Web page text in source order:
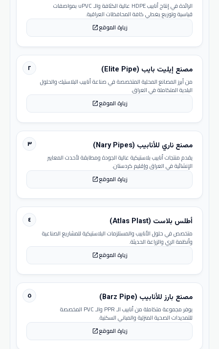
الرائدة في إنتاج أنابيب HDPE عالية الكثافة والـ uPVC بمواصفات
قياسية وتوزيع يغطي كافة المحافظات العراقية.
زيارة الموقعopen_in_new
٢ مصنع إيليت بايب (Elite Pipe)
من أبرز المصانع المحلية المتخصصة في صناعة أنابيب البلاستيك والحلول
البلدية المتكاملة في العراق.
زيارة الموقعopen_in_new
٣ مصنع ناري للأنابيب (Nary Pipes)
يقدم منتجات أنابيب بلاستيكية عالية الجودة ومطابقة لأحدث المعايير
الإنشائية في العراق وإقليم كردستان.
زيارة الموقعopen_in_new
٤ أطلس بلاست (Atlas Plast)
متخصص في حلول الأنابيب والمستلزمات البلاستيكية للمشاريع الصناعية
وأنظمة الري والزراعة الحديثة.
زيارة الموقعopen_in_new
٥ مصنع بارز للأنابيب (Barz Pipe)
يوفر مجموعة متكاملة من أنابيب الـ PPR والـ PVC المخصصة
للتمديدات الصحية المنزلية والمباني السكنية.
زيارة الموقعopen_in_new